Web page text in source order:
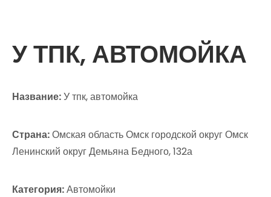
У ТПК, АВТОМОЙКА
Название:У тпк, автомойка
Страна:Омская область Омск городской округ Омск
Ленинский округ Демьяна Бедного, 132а
Категория:Автомойки